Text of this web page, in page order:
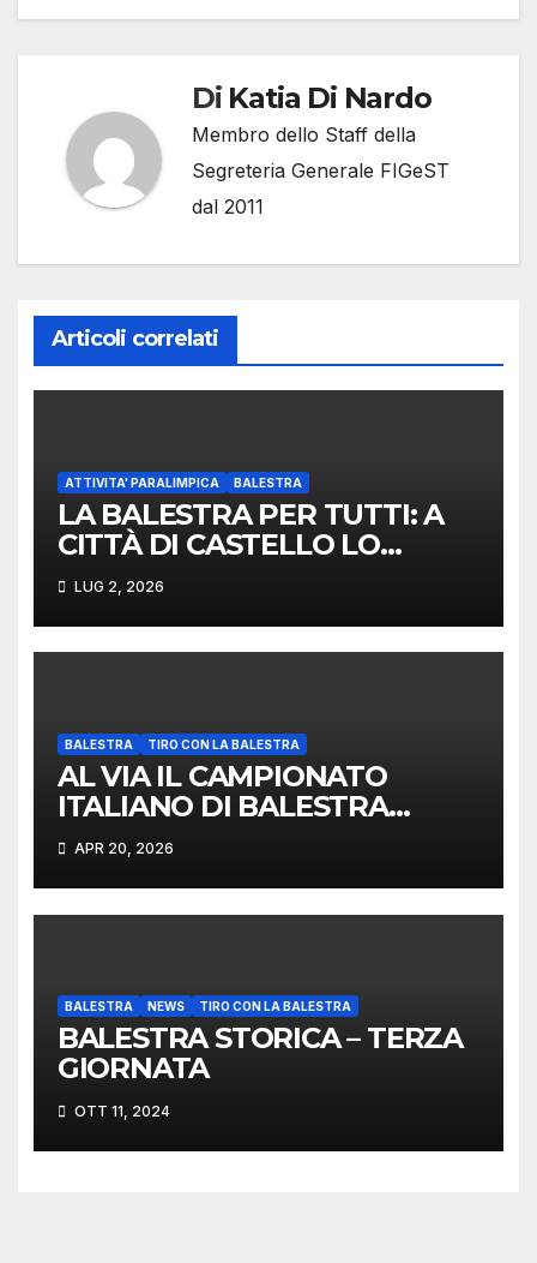
Di Katia Di Nardo
Membro dello Staff della
Segreteria Generale FIGeST
dal 2011
Articoli correlati
ATTIVITA' PARALIMPICA BALESTRA
LA BALESTRA PER TUTTI: A
CITTÀ DI CASTELLO LO
SPORT ANTICO ABBATTE LE
BARRIERE CON GIORNATA
DEDICATA IPO E NON
LUG 2, 2026
BALESTRA TIRO CON LA BALESTRA
AL VIA IL CAMPIONATO
ITALIANO DI BALESTRA
ANTICA MANESCA: A
CASETTA TRIONFANO SPORT
E TRADIZIONE
APR 20, 2026
BALESTRA NEWS TIRO CON LA BALESTRA
BALESTRA STORICA – TERZA
GIORNATA
OTT 11, 2024